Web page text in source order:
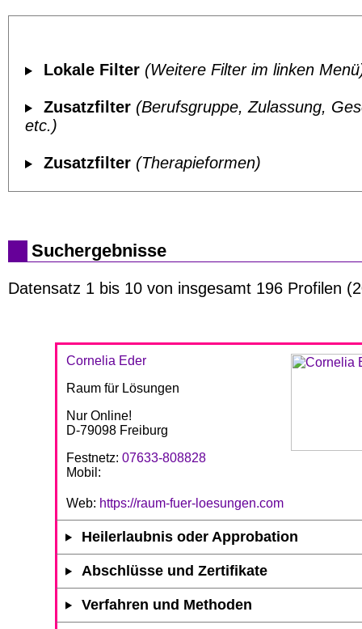
Lokale Filter (Weitere Filter im linken
Zusatzfilter (Berufsgruppe, Zulassung,
etc.)
Zusatzfilter (Therapieformen)
Suchergebnisse
Datensatz 1 bis 10 von insgesamt 196 Profilen
Cornelia Eder
Raum für Lösungen
Nur Online!
D-79098 Freiburg
Festnetz: 07633-808828
Mobil:
Web: https://raum-fuer-loesungen.com
Heilerlaubnis oder Approbation
Abschlüsse und Zertifikate
Verfahren und Methoden